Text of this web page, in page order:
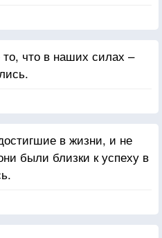
что в наших силах –
в жизни, и не
были близки к успеху в